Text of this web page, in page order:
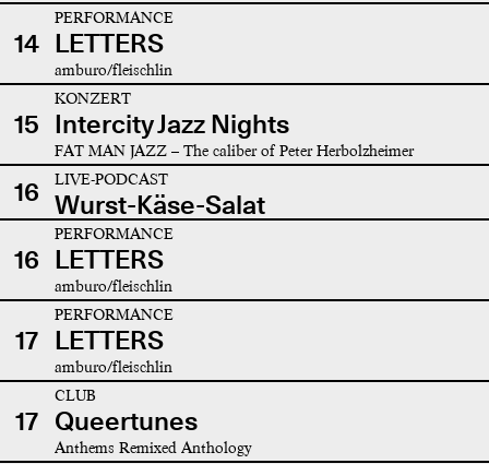
14
PERFORMANCE
LETTERS
amburo/fleischlin
15
KONZERT
Intercity Jazz Nights
FAT MAN JAZZ – The caliber of Peter Herbolzheimer
16 LIVE-PODCAST
Wurst-Käse-Salat
16
PERFORMANCE
LETTERS
amburo/fleischlin
17
PERFORMANCE
LETTERS
amburo/fleischlin
17
CLUB
Queertunes
Anthems Remixed Anthology